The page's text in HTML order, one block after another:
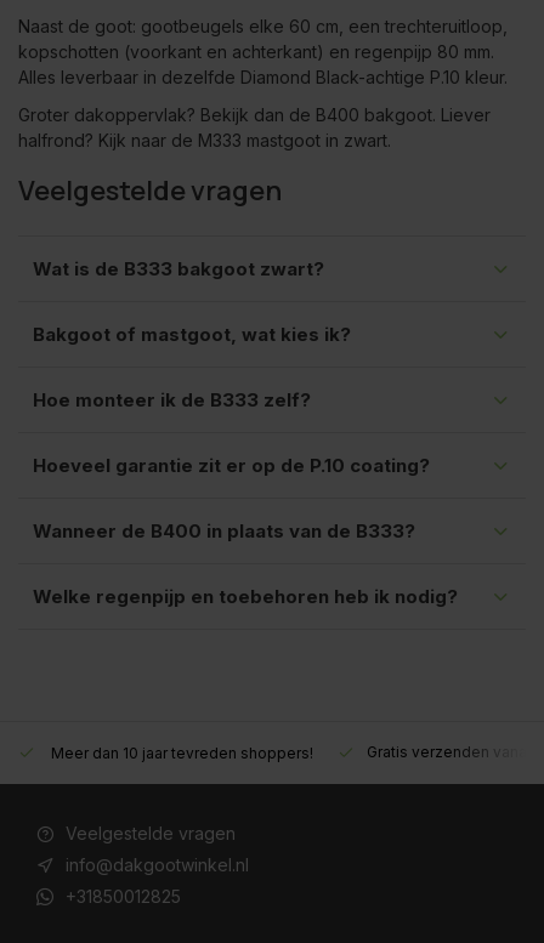
Naast de goot: gootbeugels elke 60 cm, een trechteruitloop,
kopschotten (voorkant en achterkant) en regenpijp 80 mm.
Alles leverbaar in dezelfde Diamond Black-achtige P.10 kleur.
Groter dakoppervlak? Bekijk dan de B400 bakgoot. Liever
halfrond? Kijk naar de M333 mastgoot in zwart.
Veelgestelde vragen
Wat is de B333 bakgoot zwart?
Bakgoot of mastgoot, wat kies ik?
Hoe monteer ik de B333 zelf?
Hoeveel garantie zit er op de P.10 coating?
Wanneer de B400 in plaats van de B333?
Welke regenpijp en toebehoren heb ik nodig?
Gratis verzenden vanaf €200,- excl. btw Deskundig advies!
Veelgestelde vragen
info@dakgootwinkel.nl
+31850012825